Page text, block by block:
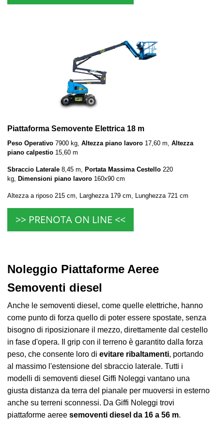
Piattaforma Semovente Elettrica 18 m
Peso Operativo 7900 kg, Altezza piano lavoro 17,60 m, Altezza
piano calpestio 15,60 m
Sbraccio Laterale 8,45 m, Portata Massima Cestello 220
kg, Dimensioni piano lavoro 160x90 cm
Altezza a riposo 215 cm, Larghezza 179 cm, Lunghezza 721 cm
>> PRENOTA ON LINE <<
Noleggio Piattaforme Aeree
Semoventi diesel
Anche le semoventi diesel, come quelle elettriche, hanno
come punto di forza quello di poter essere spostate, senza
bisogno di riposizionare il mezzo, direttamente dal cestello
in fase d'opera. Il grip con il terreno è garantito dalla forza
peso, che consente loro di evitare ribaltamenti, portando
al massimo l'estensione del sbraccio laterale. Tutti i
modelli di semoventi diesel Giffi Noleggi vantano una
giusta distanza da terra del pianale per muoversi in esterno
anche su terreni sconnessi. Da Giffi Noleggi trovi
piattaforme aeree semoventi diesel da 16 a 56 m.